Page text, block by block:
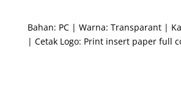
Bahan: PC | Warna: Transparant |
| Cetak Logo: Print insert paper full